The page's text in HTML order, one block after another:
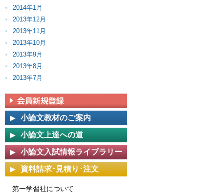
2014年1月
2013年12月
2013年11月
2013年10月
2013年9月
2013年8月
2013年7月
小論文教材のご案内
小論文上達への道
小論文入試情報ライブラリー
資料請求･見積り･注文
第一学習社について